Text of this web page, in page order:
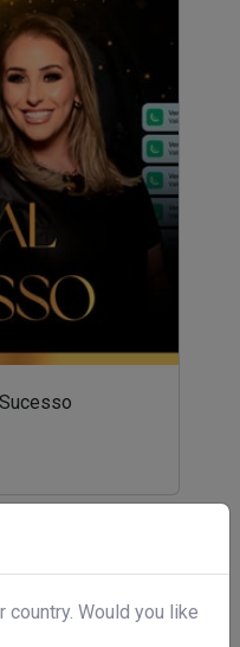
country. Would you like